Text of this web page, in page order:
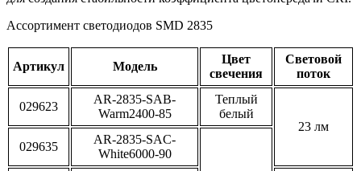
Ассортимент светодиодов SMD 2835
Артикул Модель
Цвет
свечения
Световой
поток
029623
AR-2835-SAB-
Warm2400-85
Теплый
белый
23 лм
029635
AR-2835-SAC-
White6000-90